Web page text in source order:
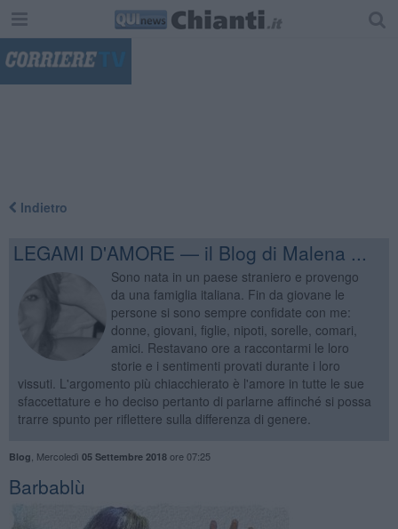
Indietro
LEGAMI D'AMORE — il Blog di Malena ...
Sono nata in un paese straniero e provengo
da una famiglia italiana. Fin da giovane le
persone si sono sempre confidate con me:
donne, giovani, figlie, nipoti, sorelle, comari,
amici. Restavano ore a raccontarmi le loro
storie e i sentimenti provati durante i loro
vissuti. L'argomento più chiacchierato è l'amore in tutte le sue
sfaccettature e ho deciso pertanto di parlarne affinché si possa
trarre spunto per riflettere sulla differenza di genere.
Blog Mercoledì 05 Settembre 2018ore 07:25
Barbablù